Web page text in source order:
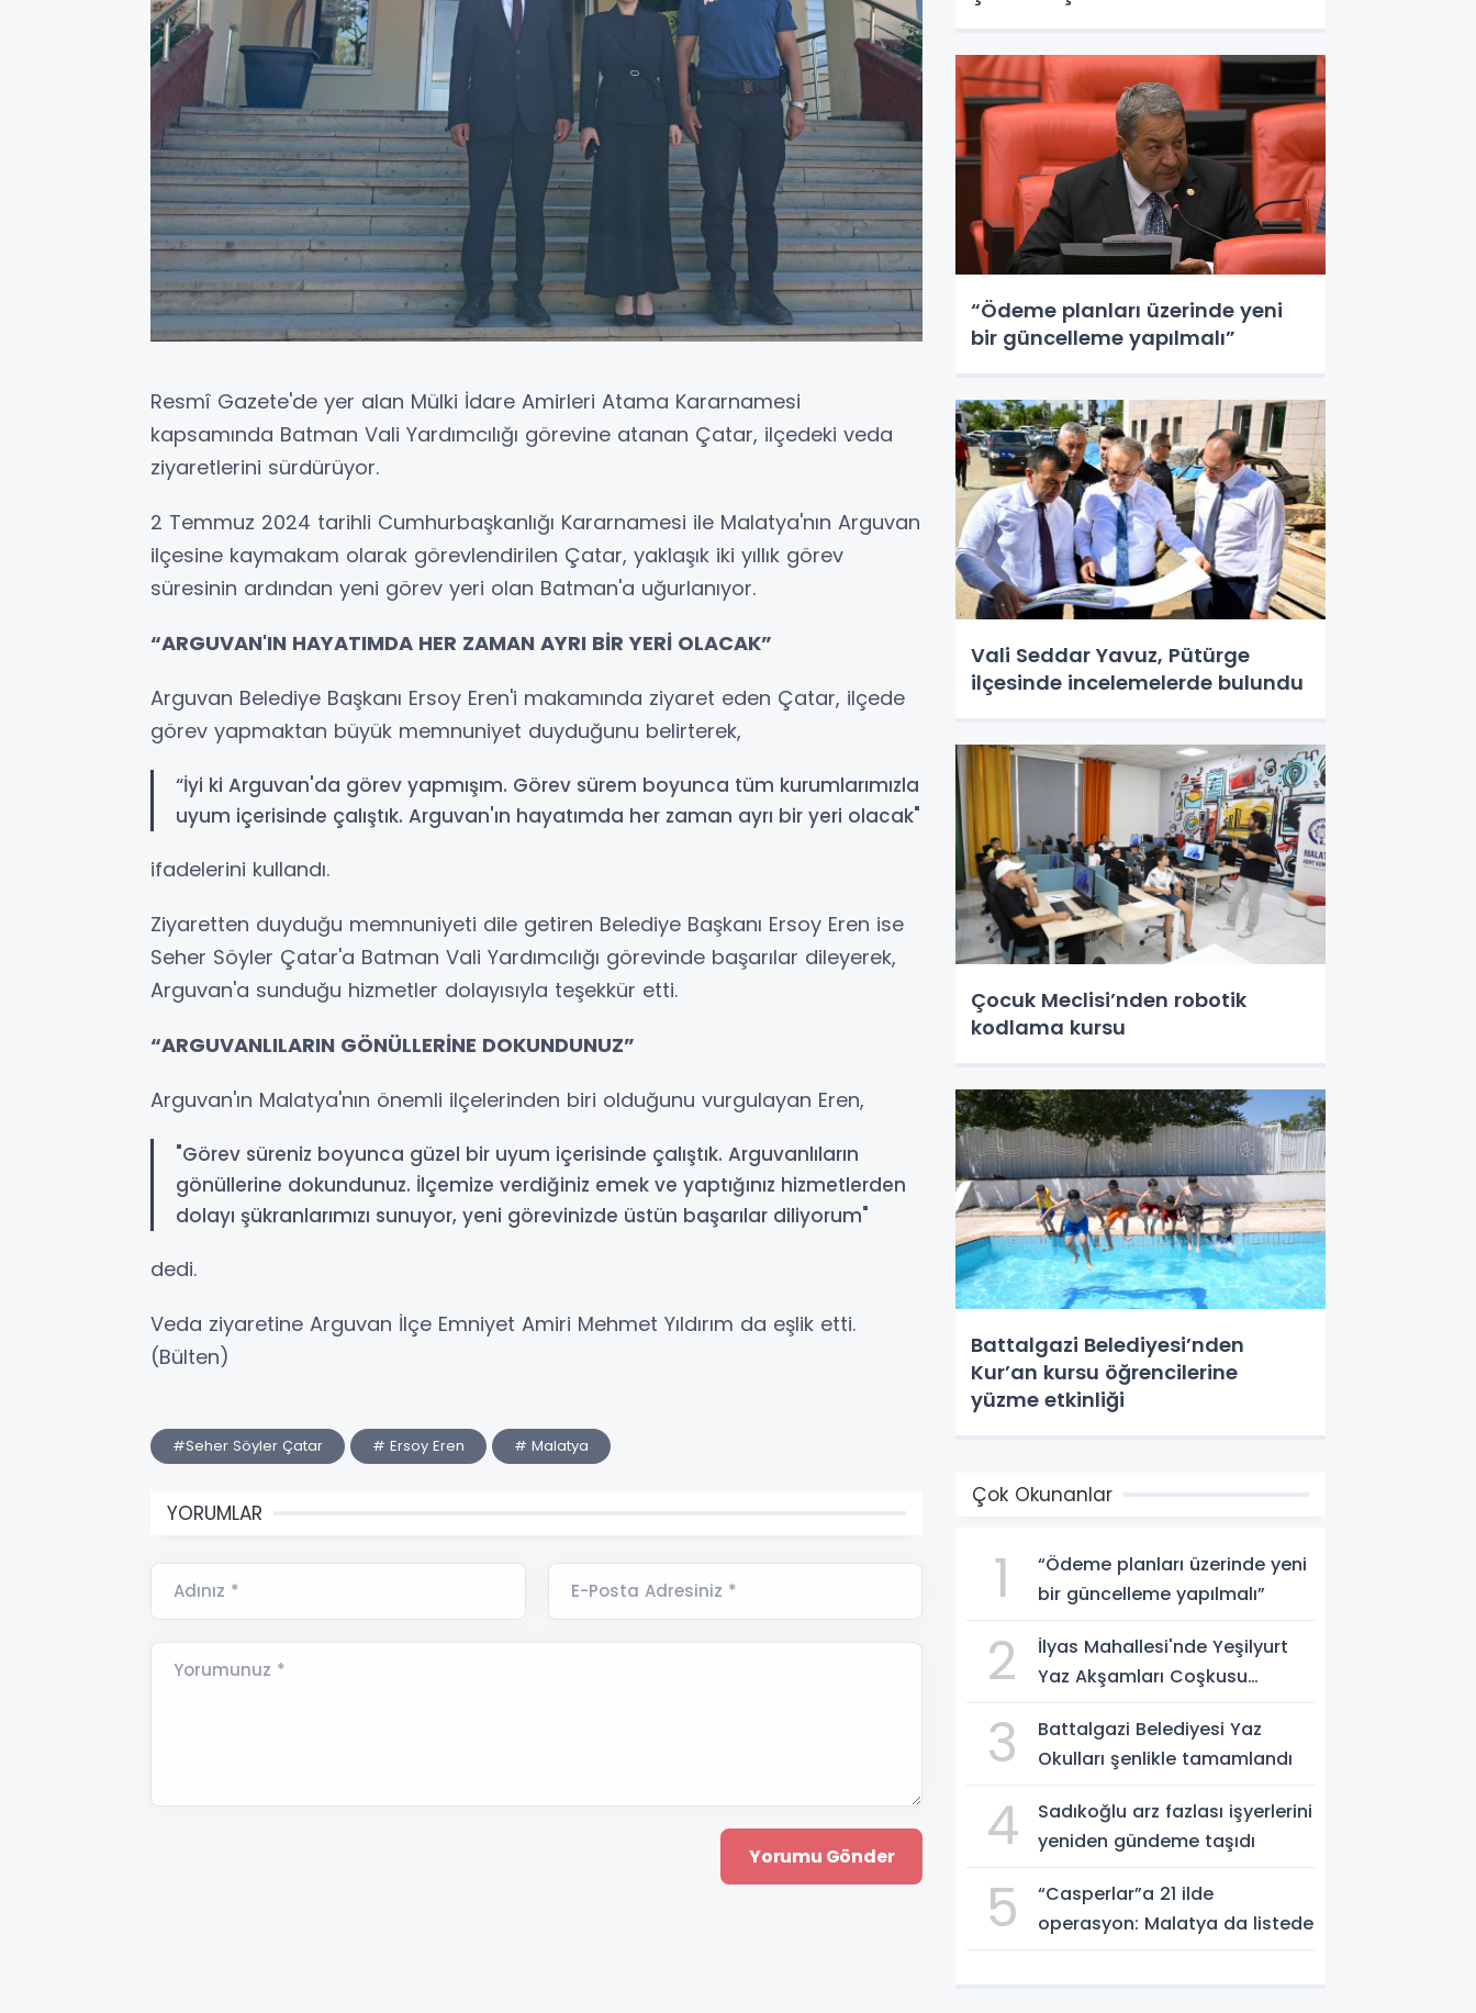
Resmî Gazete'de yer alan Mülki İdare Amirleri Atama Kararnamesi
kapsamında Batman Vali Yardımcılığı görevine atanan Çatar, ilçedeki veda
ziyaretlerini sürdürüyor.
2 Temmuz 2024 tarihli Cumhurbaşkanlığı Kararnamesi ile Malatya'nın Arguvan
ilçesine kaymakam olarak görevlendirilen Çatar, yaklaşık iki yıllık görev
süresinin ardından yeni görev yeri olan Batman'a uğurlanıyor.
“ARGUVAN'IN HAYATIMDA HER ZAMAN AYRI BİR YERİ OLACAK”
Arguvan Belediye Başkanı Ersoy Eren'i makamında ziyaret eden Çatar, ilçede
görev yapmaktan büyük memnuniyet duyduğunu belirterek,
“İyi ki Arguvan'da görev yapmışım. Görev sürem boyunca tüm kurumlarımızla
uyum içerisinde çalıştık. Arguvan'ın hayatımda her zaman ayrı bir yeri olacak"
ifadelerini kullandı.
Ziyaretten duyduğu memnuniyeti dile getiren Belediye Başkanı Ersoy Eren ise
Seher Söyler Çatar'a Batman Vali Yardımcılığı görevinde başarılar dileyerek,
Arguvan'a sunduğu hizmetler dolayısıyla teşekkür etti.
“ARGUVANLILARIN GÖNÜLLERİNE DOKUNDUNUZ”
Arguvan'ın Malatya'nın önemli ilçelerinden biri olduğunu vurgulayan Eren,
"Görev süreniz boyunca güzel bir uyum içerisinde çalıştık. Arguvanlıların
gönüllerine dokundunuz. İlçemize verdiğiniz emek ve yaptığınız hizmetlerden
dolayı şükranlarımızı sunuyor, yeni görevinizde üstün başarılar diliyorum"
dedi.
Veda ziyaretine Arguvan İlçe Emniyet Amiri Mehmet Yıldırım da eşlik etti.
(Bülten)
#Seher Söyler Çatar # Ersoy Eren # Malatya
YORUMLAR
Adınız * E-Posta Adresiniz *
Yorumunuz *
“Ödeme planları üzerinde yeni
bir güncelleme yapılmalı”
Vali Seddar Yavuz, Pütürge
ilçesinde incelemelerde bulundu
Çocuk Meclisi’nden robotik
kodlama kursu
Battalgazi Belediyesi’nden
Kur’an kursu öğrencilerine
yüzme etkinliği
Çok Okunanlar
1
“Ödeme planları üzerinde yeni
bir güncelleme yapılmalı”
2
İlyas Mahallesi'nde Yeşilyurt
Yaz Akşamları Coşkusu
3
Battalgazi Belediyesi Yaz
Okulları şenlikle tamamlandı
4
Sadıkoğlu arz fazlası işyerlerini
yeniden gündeme taşıdı
5
“Casperlar”a 21 ilde
operasyon: Malatya da listede